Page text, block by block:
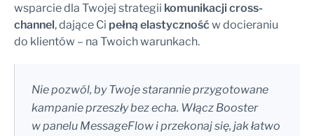
wsparcie dla Twojej strategii komunikacji cross-
channel, dające Ci pełną elastycznośćw docieraniu
do klientów – na Twoich warunkach.
Nie pozwól, by Twoje starannie przygotowane
kampanie przeszły bez echa. Włącz Booster
w panelu MessageFlow i przekonaj się, jak łatwo